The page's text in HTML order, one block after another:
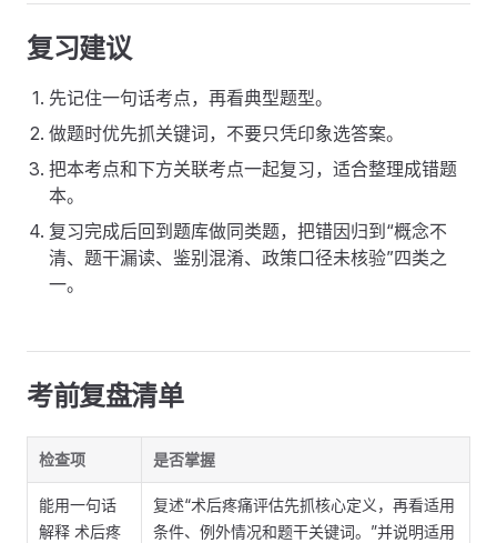
复习建议
先记住一句话考点，再看典型题型。
做题时优先抓关键词，不要只凭印象选答案。
把本考点和下方关联考点一起复习，适合整理成错题
本。
复习完成后回到题库做同类题，把错因归到“概念不
清、题干漏读、鉴别混淆、政策口径未核验”四类之
一。
考前复盘清单
检查项 是否掌握
能用一句话
解释 术后疼
复述“术后疼痛评估先抓核心定义，再看适用
条件、例外情况和题干关键词。”并说明适用